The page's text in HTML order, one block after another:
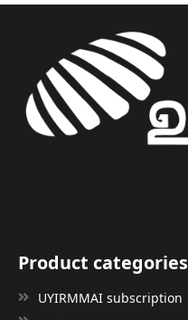
Product categories
UYIRMMAI subscription